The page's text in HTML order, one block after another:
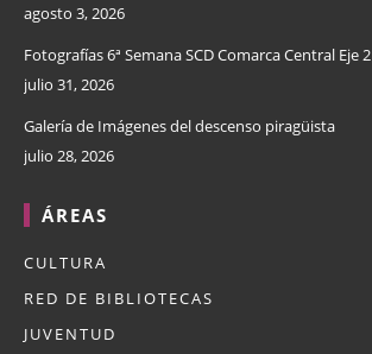
agosto 3, 2026
Fotografías 6ª Semana SCD Comarca Central Eje 2
julio 31, 2026
Galería de Imágenes del descenso piragüista
julio 28, 2026
ÁREAS
CULTURA
RED DE BIBLIOTECAS
JUVENTUD